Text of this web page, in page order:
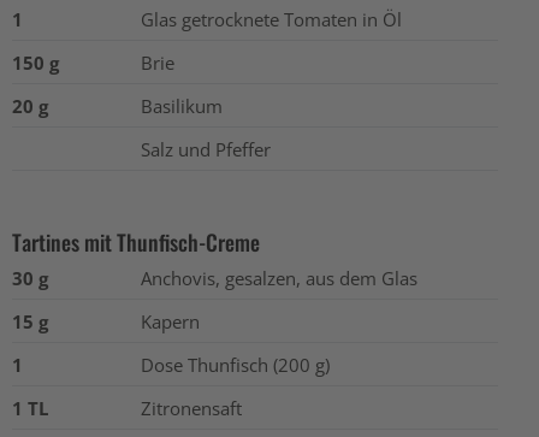
1
Glas getrocknete Tomaten in Öl
150 g
Brie
20 g
Basilikum
Salz und Pfeffer
Tartines mit Thunfisch-Creme
30 g
Anchovis, gesalzen, aus dem Glas
15 g
Kapern
1
Dose Thunfisch (200 g)
1 TL
Zitronensaft